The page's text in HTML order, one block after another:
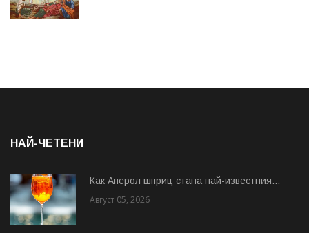
НАЙ-ЧЕТЕНИ
Как Аперол шприц стана най-известния...
Август 05, 2026